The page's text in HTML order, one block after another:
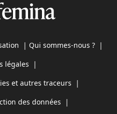
| Qui sommes-nous ? |
légales |
et autres traceurs |
des données |